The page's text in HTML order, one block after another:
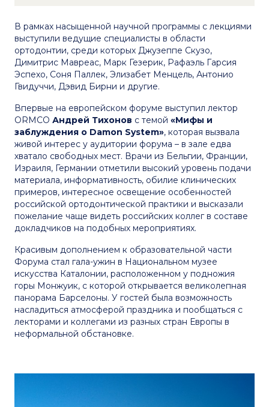
В рамках насыщенной научной программы с лекциями
выступили ведущие специалисты в области
ортодонтии, среди которых Джузеппе Скузо,
Димитрис Мавреас, Марк Гезерик, Рафаэль Гарсия
Эспехо, Соня Паллек, Элизабет Менцель, Антонио
Гвидуччи, Дэвид Бирни и другие.
Впервые на европейском форуме выступил лектор
ORMCO Андрей Тихонов с темой «Мифы и
заблуждения о Damon System», которая вызвала
живой интерес у аудитории форума – в зале едва
хватало свободных мест. Врачи из Бельгии, Франции,
Израиля, Германии отметили высокий уровень подачи
материала, информативность, обилие клинических
примеров, интересное освещение особенностей
российской ортодонтической практики и высказали
пожелание чаще видеть российских коллег в составе
докладчиков на подобных мероприятиях.
Красивым дополнением к образовательной части
Форума стал гала-ужин в Национальном музее
искусства Каталонии, расположенном у подножия
горы Монжуик, с которой открывается великолепная
панорама Барселоны. У гостей была возможность
насладиться атмосферой праздника и пообщаться с
лекторами и коллегами из разных стран Европы в
неформальной обстановке.